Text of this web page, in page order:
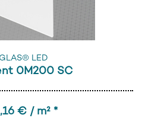
LED
0M200 SC
€ / m² *